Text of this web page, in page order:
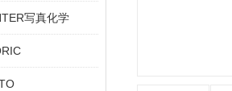
写真化学